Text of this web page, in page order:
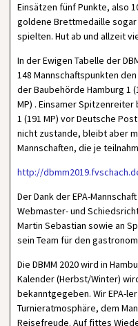
Einsätzen fünf Punkte, also
goldene Brettmedaille
spielten. Hut ab und allzeit
In der Ewigen Tabelle der
148 Mannschaftspunkten
der Baubehörde Hamburg 1
MP) . Einsamer
1 (191 MP) vor Deutsche
nicht zustande, bleibt aber
Mannschaften, die je
http://
Der Dank der EPA-
Webmaster- und
Martin Sebastian sowie an
sein Team für den
Die DBMM 2020 wird in
Kalender (Herbst/Winter)
bekanntgegeben. Wir EPA-
Turnieratmosphäre, dem
Reisefreude. Auf fittes